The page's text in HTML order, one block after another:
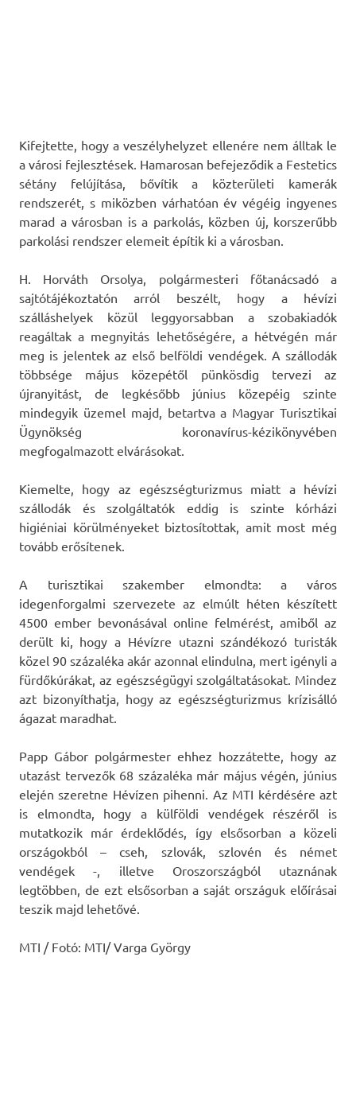
Kifejtette, hogy a veszélyhelyzet ellenére nem álltak le
a városi fejlesztések. Hamarosan befejeződik a Festetics
sétány felújítása, bővítik a közterületi kamerák
rendszerét, s miközben várhatóan év végéig ingyenes
marad a városban is a parkolás, közben új, korszerűbb
parkolási rendszer elemeit építik ki a városban.
H. Horváth Orsolya, polgármesteri főtanácsadó a
sajtótájékoztatón arról beszélt, hogy a hévízi
szálláshelyek közül leggyorsabban a szobakiadók
reagáltak a megnyitás lehetőségére, a hétvégén már
meg is jelentek az első belföldi vendégek. A szállodák
többsége május közepétől pünkösdig tervezi az
újranyitást, de legkésőbb június közepéig szinte
mindegyik üzemel majd, betartva a Magyar Turisztikai
Ügynökség koronavírus-kézikönyvében
megfogalmazott elvárásokat.
Kiemelte, hogy az egészségturizmus miatt a hévízi
szállodák és szolgáltatók eddig is szinte kórházi
higiéniai körülményeket biztosítottak, amit most még
tovább erősítenek.
A turisztikai szakember elmondta: a város
idegenforgalmi szervezete az elmúlt héten készített
4500 ember bevonásával online felmérést, amiből az
derült ki, hogy a Hévízre utazni szándékozó turisták
közel 90 százaléka akár azonnal elindulna, mert igényli a
fürdőkúrákat, az egészségügyi szolgáltatásokat. Mindez
azt bizonyíthatja, hogy az egészségturizmus krízisálló
ágazat maradhat.
Papp Gábor polgármester ehhez hozzátette, hogy az
utazást tervezők 68 százaléka már május végén, június
elején szeretne Hévízen pihenni. Az MTI kérdésére azt
is elmondta, hogy a külföldi vendégek részéről is
mutatkozik már érdeklődés, így elsősorban a közeli
országokból – cseh, szlovák, szlovén és német
vendégek -, illetve Oroszországból utaznának
legtöbben, de ezt elsősorban a saját országuk előírásai
teszik majd lehetővé.
MTI / Fotó: MTI/ Varga György